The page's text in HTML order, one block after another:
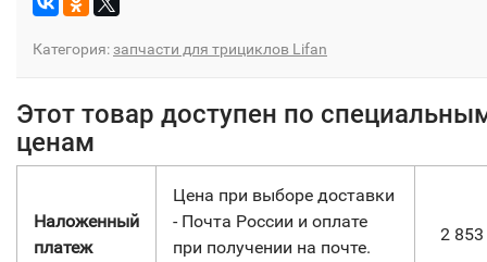
Категория:запчасти для трициклов Lifan
Этот товар доступен по
ценам
Наложенный
платеж
Цена при выборе доставки
- Почта России и оплате
при получении на почте.
2 853